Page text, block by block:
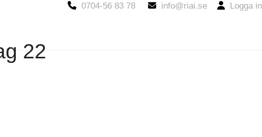
0704-56 83 78 info@riai.se Logga in
22